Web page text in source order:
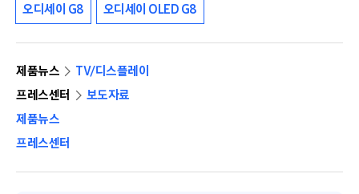
오디세이 G8 오디세이 OLED G8
제품뉴스
TV/디스플레이
프레스센터
보도자료
제품뉴스
프레스센터